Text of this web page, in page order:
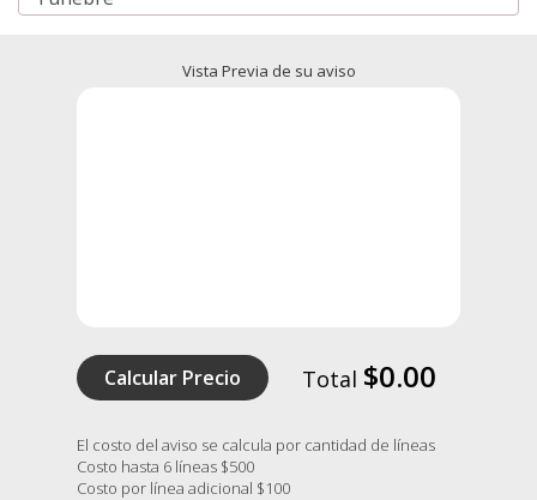
Vista Previa de su aviso
Calcular Precio Total $0.00
El costo del aviso se calcula por cantidad de líneas
Costo hasta 6 líneas $500
Costo por línea adicional $100